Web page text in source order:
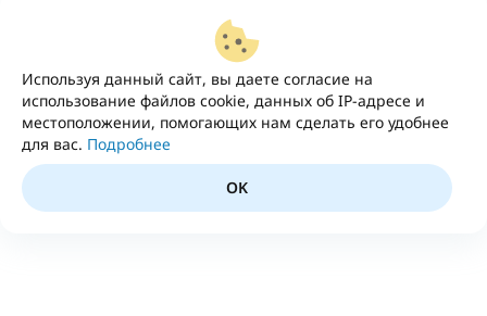
Используя данный сайт, вы даете согласие на
использование файлов cookie, данных об IP-адресе и
местоположении, помогающих нам сделать его удобнее
для вас. Подробнее
OK